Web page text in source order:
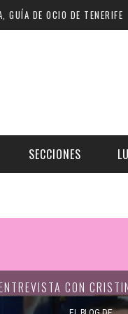
GUÍA DE OCIO DE TENERIFE
SECCIONES
CULTURA
GASTRONOMÍA
CON